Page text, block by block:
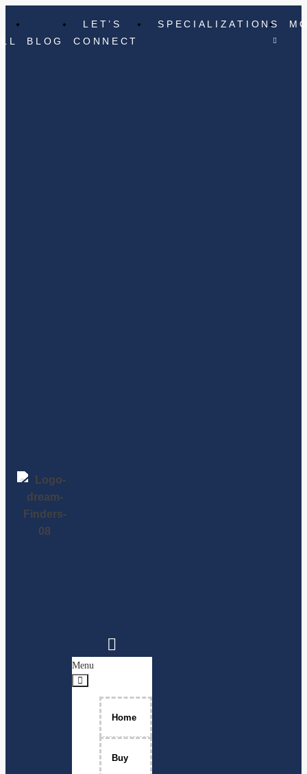
BLOG
LET’S
CONNECT
SPECIALIZATIONS
Menu
Home
Buy